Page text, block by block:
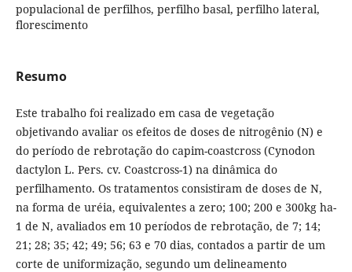
populacional de perfilhos, perfilho basal, perfilho lateral,
florescimento
Resumo
Este trabalho foi realizado em casa de vegetação
objetivando avaliar os efeitos de doses de nitrogênio (N) e
do período de rebrotação do capim-coastcross (Cynodon
dactylon L. Pers. cv. Coastcross-1) na dinâmica do
perfilhamento. Os tratamentos consistiram de doses de N,
na forma de uréia, equivalentes a zero; 100; 200 e 300kg ha-
1 de N, avaliados em 10 períodos de rebrotação, de 7; 14;
21; 28; 35; 42; 49; 56; 63 e 70 dias, contados a partir de um
corte de uniformização, segundo um delineamento